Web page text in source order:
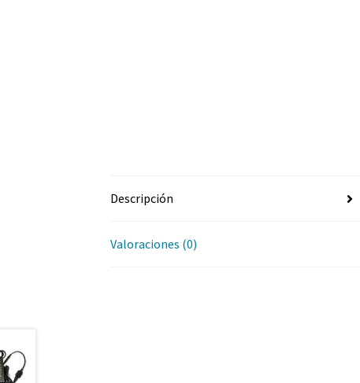
Descripción
Valoraciones (0)